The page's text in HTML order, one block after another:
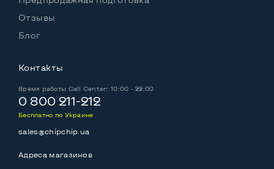
Отзывы
Блог
Контакты
Время работы Call Center: 10:00 - 22:00
0 800 211-212
Бесплатно по Украине
sales@chipchip.ua
Адреса магазинов